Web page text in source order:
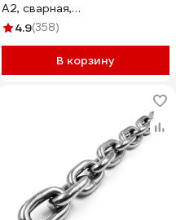
А2, сварная,
короткозвенная, 10 м
4.9(358)
В корзину